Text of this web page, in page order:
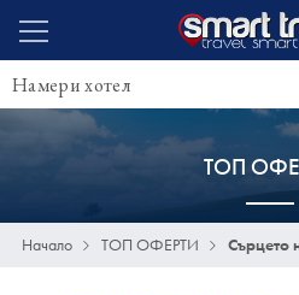
ТОП
Начало ТОП ОФЕРТИ Сърцето